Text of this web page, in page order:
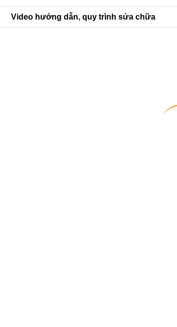
Video hướng dẫn, quy trình sửa chữa